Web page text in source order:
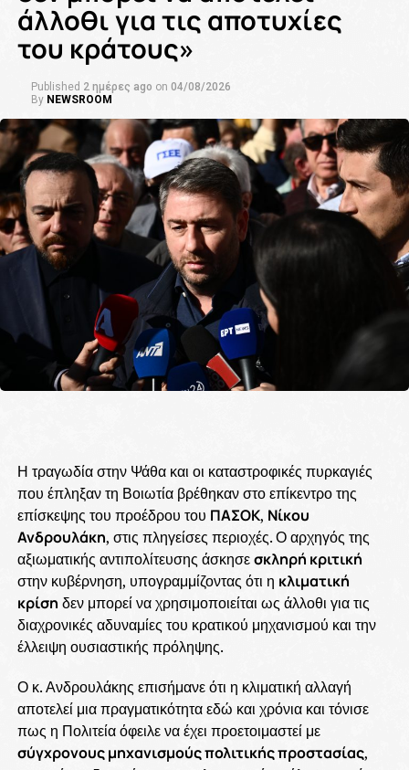
άλλοθι για τις αποτυχίες
του κράτους»
Published 2 ημέρες ago on 04/08/2026
By NEWSROOM
Η τραγωδία στην Ψάθα και οι καταστροφικές πυρκαγιές
που έπληξαν τη Βοιωτία βρέθηκαν στο επίκεντρο της
επίσκεψης του προέδρου του ΠΑΣΟΚ, Νίκου
Ανδρουλάκη, στις πληγείσες περιοχές. Ο αρχηγός της
αξιωματικής αντιπολίτευσης άσκησεσκληρή κριτική
στην κυβέρνηση, υπογραμμίζοντας ότι η κλιματική
κρίση δεν μπορεί να χρησιμοποιείται ως άλλοθι για τις
διαχρονικές αδυναμίες του κρατικού μηχανισμού και την
έλλειψη ουσιαστικής πρόληψης.
Ο κ. Ανδρουλάκης επισήμανε ότι η κλιματική αλλαγή
αποτελεί μια πραγματικότητα εδώ και χρόνια και τόνισε
πως η Πολιτεία όφειλε να έχει προετοιμαστεί με
σύγχρονους μηχανισμούς πολιτικής προστασίας,